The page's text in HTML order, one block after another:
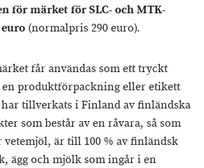
för märket för SLC- och MTK-
(normalpris 290 euro).
får användas som ett tryckt
en produktförpackning eller etikett
tillverkats i Finland av finländska
som består av en råvara, så som
är till 100 % av finländsk
ägg och mjölk som ingår i en